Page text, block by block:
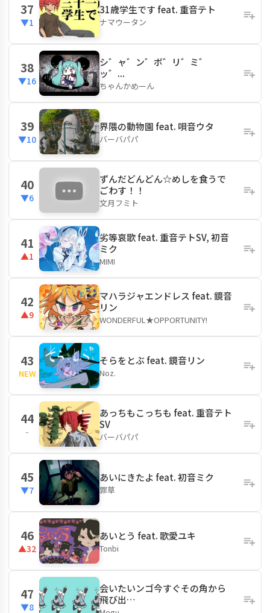
37
▼1
31歳学生です feat. 重音テト
ナマウータン
38
▼16
シ゛ャ゛ン゛ボ゛リ゛ミ゛
ッ゛...
ちゃんかめーん
39
▼10
界隈の動物園 feat. 唄音ウタ
バーバパパ
40
▼6
ずんだどんどん☆めしを食うで
ごわす！！
文月フミト
41
▲1
劣等哀歌 feat. 重音テトSV, 初音
ミク
MIMI
42
▲9
マハラジャエンドレス feat. 鏡音
リン
WONDERFUL★OPPORTUNITY!
43
NEW
そらをとぶ feat. 鏡音リン
Noz.
44
-
あっちもこっちも feat. 重音テト
SV
バーバパパ
45
▼7
あいにきたよ feat. 初音ミク
罪草
46
▲32
あいとう feat. 歌愛ユキ
Tonbi
47
▼8
会いたいンゴ今すぐその角から
飛び出…